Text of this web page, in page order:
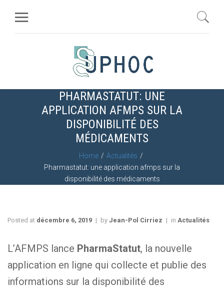
PHARMASTATUT: UNE
APPLICATION AFMPS SUR LA
DISPONIBILITÉ DES
MÉDICAMENTS
Home
Actualités
Pharmastatut: une application afmps sur la
disponibilité des médicaments
Posted at décembre 6, 2019 by Jean-Pol Cirriez in Actualités
L’AFMPS lance PharmaStatut, la nouvelle
application en ligne qui collecte et publie des
informations sur la disponibilité des